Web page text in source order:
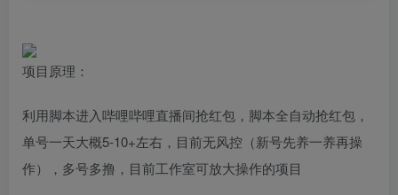
项目原理：
利用脚本进入哔哩哔哩直播间抢红包，脚本全自动抢红包，
单号一天大概5-10+左右，目前无风控（新号先养一养再操
作），多号多撸，目前工作室可放大操作的项目